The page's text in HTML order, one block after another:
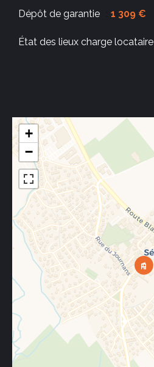
Dépôt de garantie 1 309 €
État des lieux charge locataire
+
−